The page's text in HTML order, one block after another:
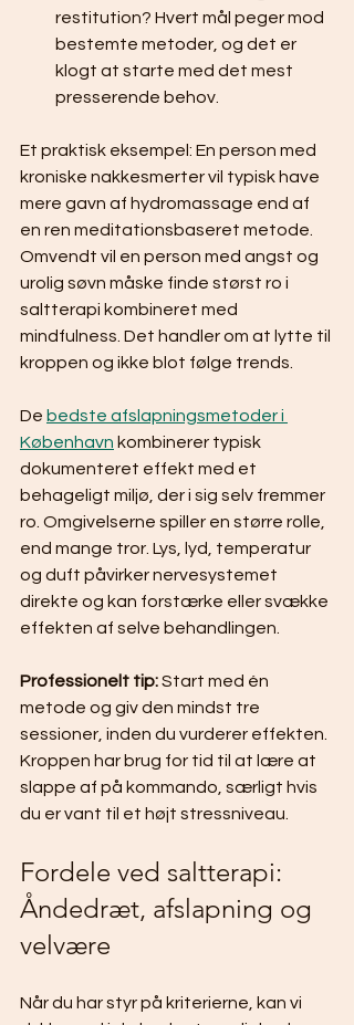
restitution? Hvert mål peger mod
bestemte metoder, og det er
klogt at starte med det mest
presserende behov.
Et praktisk eksempel: En person med
kroniske nakkesmerter vil typisk have
mere gavn af hydromassage end af
en ren meditationsbaseret metode.
Omvendt vil en person med angst og
urolig søvn måske finde størst ro i
saltterapi kombineret med
mindfulness. Det handler om at lytte til
kroppen og ikke blot følge trends.
De bedste afslapningsmetoder i
København kombinerer typisk
dokumenteret effekt med et
behageligt miljø, der i sig selv fremmer
ro. Omgivelserne spiller en større rolle,
end mange tror. Lys, lyd, temperatur
og duft påvirker nervesystemet
direkte og kan forstærke eller svække
effekten af selve behandlingen.
Professionelt tip: Start med én
metode og giv den mindst tre
sessioner, inden du vurderer effekten.
Kroppen har brug for tid til at lære at
slappe af på kommando, særligt hvis
du er vant til et højt stressniveau.
Fordele ved saltterapi:
Åndedræt, afslapning og
velvære
Når du har styr på kriterierne, kan vi